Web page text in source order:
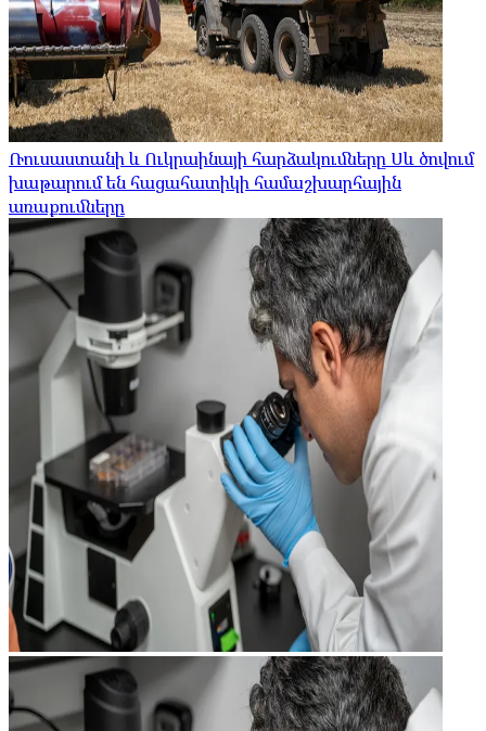
Ռուսաստանի և Ուկրաինայի հարձակումները Սև ծովում
խաթարում են հացահատիկի համաշխարհային
առաքումները